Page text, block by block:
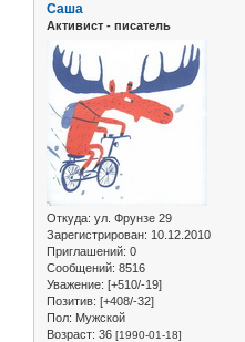
Саша
Активист - писатель
Откуда: ул. Фрунзе 29
Зарегистрирован: 10.12.2010
Приглашений: 0
Сообщений: 8516
Уважение: [+510/-19]
Позитив: [+408/-32]
Пол: Мужской
Возраст: 36 [1990-01-18]